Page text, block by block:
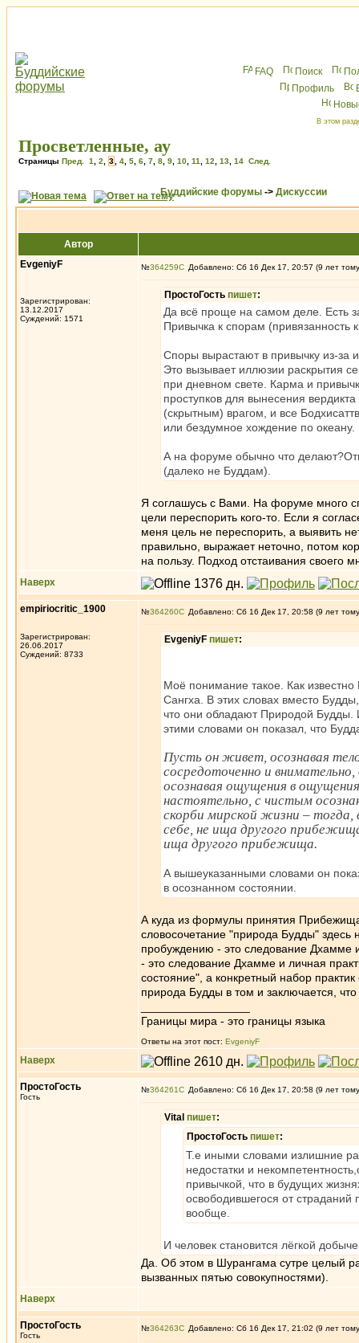
FAQ Поиск
Профиль
В этом
Просветленные, ау
Страницы Пред. 1 2 3 4 5 6 7 8 9 10 11 12 13 14 След.
Буддийские форумы -> Дискуссии
Автор
EvgeniyF
Зарегистрирован:
13.12.2017
Суждений: 1571
№364259 Добавлено: Сб 16 Дек 17, 20:57 (9 лет
ПростоГость пишет:
Да всё проще на самом деле. Есть
Привычка к спорам (привязанность
Споры вырастают в привычку из-за
Это вызывает иллюзии раскрытия
при дневном свете. Карма и
проступков для вынесения
(скрытным) врагом, и все
или бездумное хождение по океану.
А на форуме обычно что
(далеко не Буддам).
Я соглашусь с Вами. На форуме много
цели переспорить кого-то. Если я
меня цель не переспорить, а выявить
правильно, выражает неточно, потом
на пользу. Подход отстаивания своего
Наверх
empiriocritic_1900
Зарегистрирован:
26.06.2017
Суждений: 8733
№364260 Добавлено: Сб 16 Дек 17, 20:58 (9 лет
EvgeniyF пишет:
Моё понимание такое. Как
Сангха. В этих словах вместо
что они обладают Природой Будды.
этими словами он показал, что
Пусть он живет, осознавая
сосредоточенно и
осознавая ощущения в
настоятельно, с чистым
скорби мирской жизни –
себе, не ища другого
ища другого прибежища.
А вышеуказанными словами он
в осознанном состоянии.
А куда из формулы принятия
словосочетание "природа Будды" здесь
пробуждению - это следование Дхамме
- это следование Дхамме и личная
состояние", а конкретный набор
природа Будды в том и заключается,
Границы мира - это границы языка
Ответы на этот пост: EvgeniyF
Наверх
ПростоГость
Гость
№364261 Добавлено: Сб 16 Дек 17, 20:58 (9 лет
Vital пишет:
ПростоГость пишет:
Т.е иными словами излишние
недостатки и
привычкой, что в будущих
освободившегося от страданий
вообще.
И человек становится лёгкой
Да. Об этом в Шурангама сутре целый
вызванных пятью совокупностями).
Наверх
ПростоГость
Гость
№364263 Добавлено: Сб 16 Дек 17, 21:02 (9 лет